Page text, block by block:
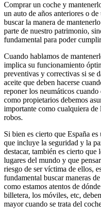
Comprar un coche y
un auto de años anteriores o
buscar la manera de
parte de nuestro patrimonio,
fundamental para poder
Cuando hablamos de
implica su funcionamiento
preventivas y correctivas si se
aceite que deben hacerse
reponer los neumáticos
como propietarios debemos
importante como cualquiera
robos.
Si bien es cierto que España
que incluye la seguridad y la
destacar, también es cierto
lugares del mundo y que
riesgo de ser víctima de ellos,
fundamental buscar maneras
como estamos atentos de
billetera, los móviles, etc,
mayor cuando se trata del